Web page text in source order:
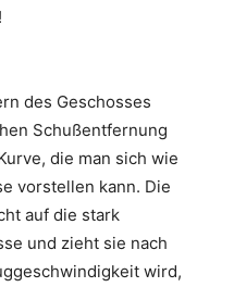
des Geschosses
Schußentfernung
die man sich wie
vorstellen kann. Die
auf die stark
und zieht sie nach
wird,